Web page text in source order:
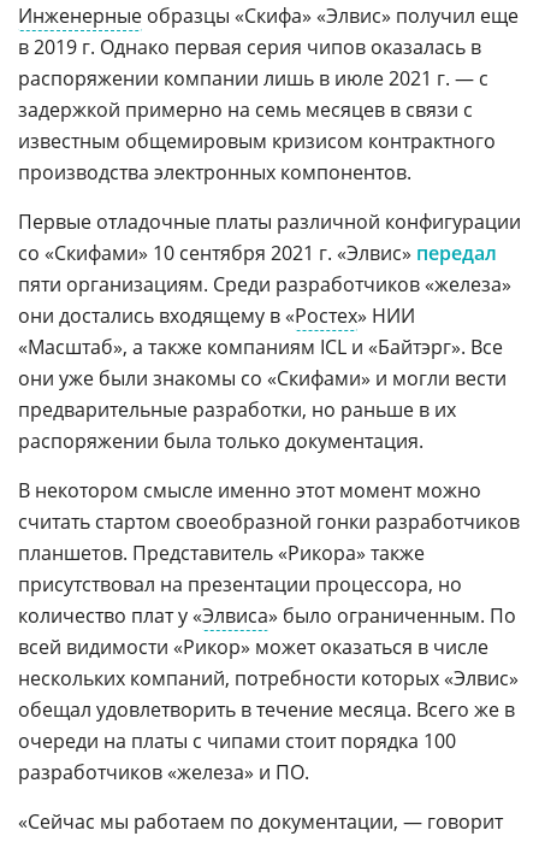
Инженерные образцы «Скифа» «Элвис» получил еще
в 2019 г. Однако первая серия чипов оказалась в
распоряжении компании лишь в июле 2021 г. — с
задержкой примерно на семь месяцев в связи с
известным общемировым кризисом контрактного
производства электронных компонентов.
Первые отладочные платы различной конфигурации
со «Скифами» 10 сентября 2021 г. «Элвис» передал
пяти организациям. Среди разработчиков «железа»
они достались входящему в «Ростех» НИИ
«Масштаб», а также компаниям ICL и «Байтэрг». Все
они уже были знакомы со «Скифами» и могли вести
предварительные разработки, но раньше в их
распоряжении была только документация.
В некотором смысле именно этот момент можно
считать стартом своеобразной гонки разработчиков
планшетов. Представитель «Рикора» также
присутствовал на презентации процессора, но
количество плат у «Элвиса» было ограниченным. По
всей видимости «Рикор» может оказаться в числе
нескольких компаний, потребности которых «Элвис»
обещал удовлетворить в течение месяца. Всего же в
очереди на платы с чипами стоит порядка 100
разработчиков «железа» и ПО.
«Сейчас мы работаем по документации, — говорит